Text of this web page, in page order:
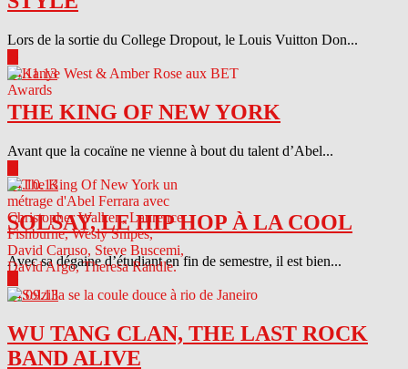
Lors de la sortie du College Dropout, le Louis Vuitton Don...
04.11.13
THE KING OF NEW YORK
Avant que la cocaïne ne vienne à bout du talent d’Abel...
04.10.13
SOLSAY, LE HIP HOP À LA COOL
Avec sa dégaine d’étudiant en fin de semestre, il est bien...
04.09.13
WU TANG CLAN, THE LAST ROCK
BAND ALIVE